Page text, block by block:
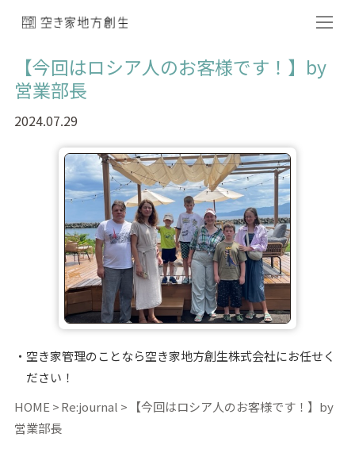
【今回はロシア人のお客様です！】by
営業部長
2024.07.29
空き家管理のことなら空き家地方創生株式会社にお任せく
ださい！
HOME
Re:journal
【今回はロシア人のお客様です！】by
営業部長